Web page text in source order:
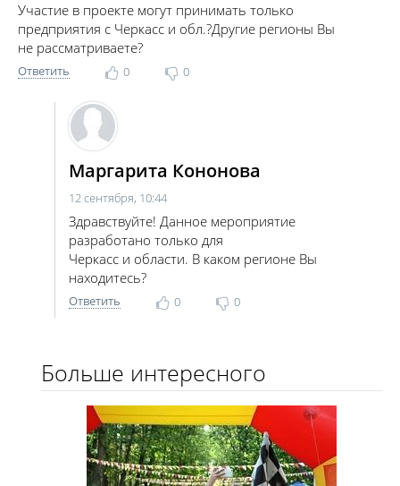
Участие в проекте могут принимать только
предприятия с Черкасс и обл.?Другие регионы Вы
не рассматриваете?
Ответить 0 0
Маргарита Кононова
12 сентября, 10:44
Здравствуйте! Данное мероприятие
разработано только для
Черкасс и области. В каком регионе Вы
находитесь?
Ответить 0 0
Больше интересного